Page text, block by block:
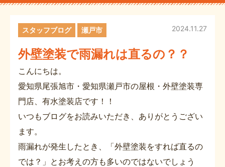
外壁塗装で雨漏れは直るの？？
2024.11.27
スタッフブログ 瀬戸市
こんにちは。
愛知県尾張旭市・愛知県瀬戸市の屋根・外壁塗装専
門店、有水塗装店です！！
いつもブログをお読みいただき、ありがとうござい
ます。
雨漏れが発生したとき、「外壁塗装をすれば直るの
では？」とお考えの方も多いのではないでしょう